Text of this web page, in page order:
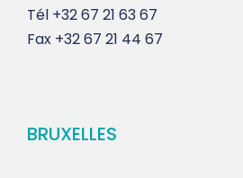
Tél +32 67 21 63 67
Fax +32 67 21 44 67
BRUXELLES